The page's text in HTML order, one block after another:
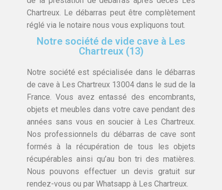
Chartreux. Le débarras peut être complètement
réglé via le notaire nous vous expliquons tout.
Notre société de vide cave à Les
Chartreux (13)
Notre société est spécialisée dans le débarras
de cave à Les Chartreux 13004 dans le sud de la
France. Vous avez entassé des encombrants,
objets et meubles dans votre cave pendant des
années sans vous en soucier à Les Chartreux.
Nos professionnels du débarras de cave sont
formés à la récupération de tous les objets
récupérables ainsi qu’au bon tri des matières.
Nous pouvons effectuer un devis gratuit sur
rendez-vous ou par Whatsapp à Les Chartreux.